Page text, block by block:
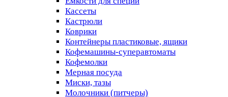
Кассеты
Кастрюли
Коврики
Контейнеры пластиковые, ящики
Кофемашины-суперавтоматы
Кофемолки
Мерная посуда
Миски, тазы
Молочники (питчеры)